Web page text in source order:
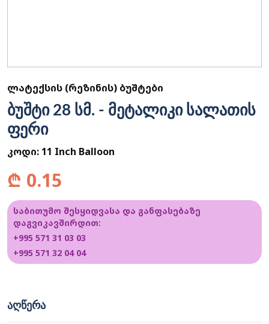
ᲚᲐᲢᲔᲥᲡᲘᲡ (ᲠᲔᲖᲘᲜᲘᲡ) ᲑᲣᲨᲢᲔᲑᲘ
ბუშტი 28 სმ. - მეტალიკი სალათის
ფერი
კოდი: 11 Inch Balloon
₾ 0.15
საბითუმო შესყიდვასა და განფასებაზე
დაგვიკავშირდით:
+995 571 31 03 03
+995 571 32 04 04
ᲐᲦᲬᲔᲠᲐ